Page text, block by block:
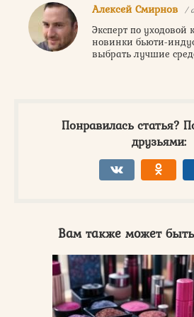
Алексей Смирнов /
Эксперт по уходовой
новинки бьюти-
выбрать лучшие
Понравилась статья?
друзьями:
Вам также может